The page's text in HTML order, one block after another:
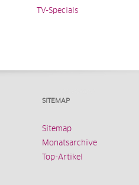
TV-Specials
SITEMAP
Sitemap
Monatsarchive
Top-Artikel